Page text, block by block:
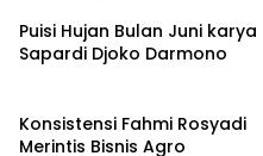
Dukungan dari Abah Aos
Puisi Hujan Bulan Juni karya
Sapardi Djoko Darmono
Konsistensi Fahmi Rosyadi
Merintis Bisnis Agro